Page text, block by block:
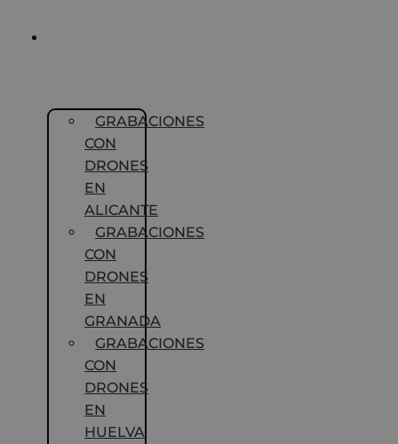
GRABACIONES
CON
DRONES
EN
ALICANTE
GRABACIONES
CON
DRONES
EN
GRANADA
GRABACIONES
CON
DRONES
EN
HUELVA